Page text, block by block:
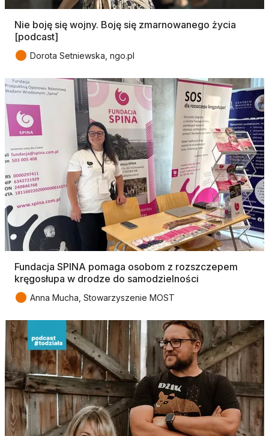
Nie boję się wojny. Boję się zmarnowanego życia
[podcast]
● Dorota Setniewska, ngo.pl
Fundacja SPINA pomaga osobom z rozszczepem
kręgosłupa w drodze do samodzielności
● Anna Mucha, Stowarzyszenie MOST